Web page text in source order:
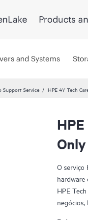
Products
and Systems
Support Service HPE 4Y Tech
Only
O serviço
hardware
HPE